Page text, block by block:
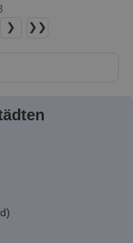
❯ ❯❯